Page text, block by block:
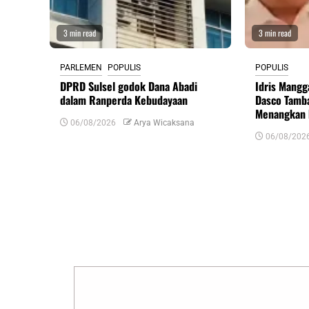
3 min read
PARLEMEN POPULIS
DPRD Sulsel godok Dana Abadi
dalam Ranperda Kebudayaan
06/08/2026 Arya Wicaksana
3 min read
POPULIS
Idris
Dasco
06/08/